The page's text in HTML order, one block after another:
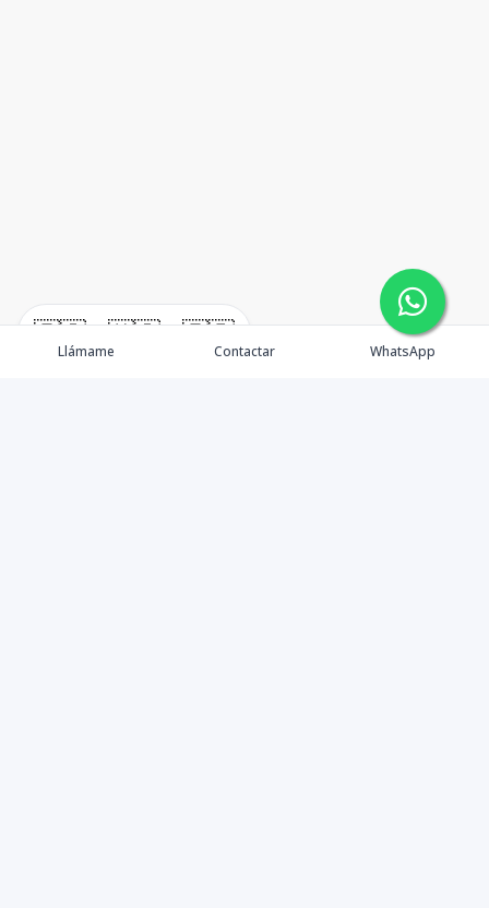
🇪🇸 🇺🇸 🇫🇷
Llámame Contactar WhatsApp